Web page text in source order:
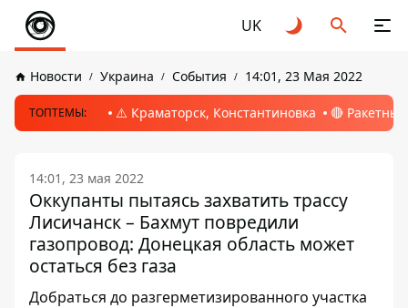
UK
Новости Украина События 14:01, 23 Мая 2022
ТОПТЕМЫ: ⚠️ Краматорск, Константиновка 🔴
14:01, 23 мая 2022
Оккупанты пытаясь захватить трассу
Лисичанск – Бахмут повредили
газопровод: Донецкая область может
остаться без газа
Добраться до разгерметизированного участка